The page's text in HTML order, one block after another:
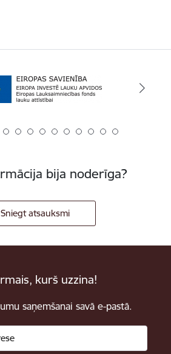
bija noderīga?
Sniegt atsauksmi
kurš uzzina!
saņemšanai savā e-pastā.